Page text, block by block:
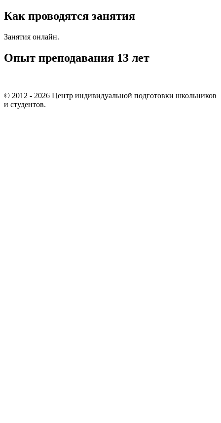
Как проводятся занятия
Занятия онлайн.
Опыт преподавания 13 лет
© 2012 - 2026 Центр индивидуальной подготовки школьников
и студентов.